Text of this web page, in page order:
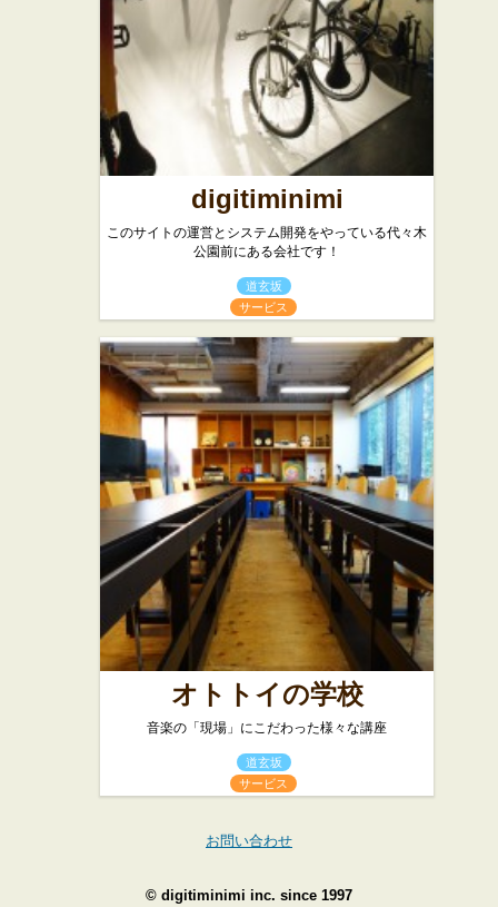
digitiminimi
このサイトの運営とシステム開発をやっている代々木
公園前にある会社です！
道玄坂
サービス
オトトイの学校
音楽の「現場」にこだわった様々な講座
道玄坂
サービス
お問い合わせ
© digitiminimi inc. since 1997